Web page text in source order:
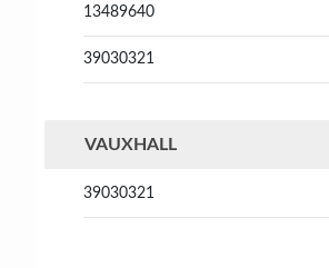
13489640
39030321
VAUXHALL
39030321